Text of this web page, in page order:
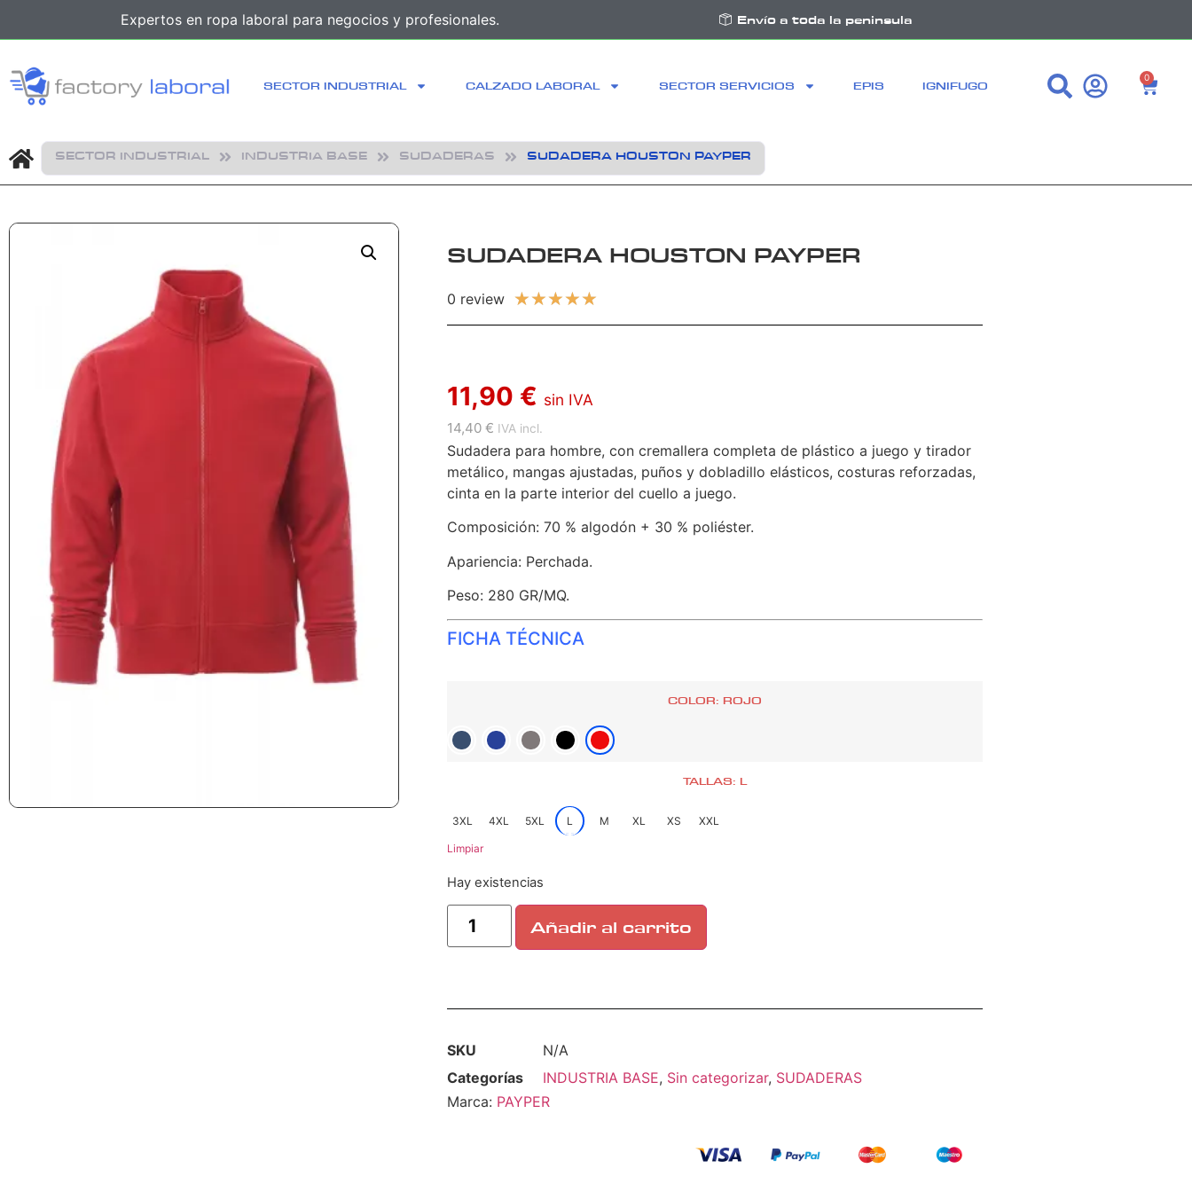
Expertos en ropa laboral para negocios y profesionales. Envío a toda la peninsula
SECTOR INDUSTRIAL CALZADO LABORAL SECTOR SERVICIOS EPIS IGNIFUGO
0
SECTOR INDUSTRIAL INDUSTRIA BASE SUDADERAS SUDADERA HOUSTON PAYPER
SUDADERA HOUSTON PAYPER
0 review ★★★★★
11,90 € sin IVA
14,40 € IVA incl.
Sudadera para hombre, con cremallera completa de plástico a juego y tirador
metálico, mangas ajustadas, puños y dobladillo elásticos, costuras reforzadas,
cinta en la parte interior del cuello a juego.
Composición: 70 % algodón + 30 % poliéster.
Apariencia: Perchada.
Peso: 280 GR/MQ.
FICHA TÉCNICA
COLOR: ROJO
TALLAS: L
3XL 4XL 5XL L M XL XS XXL
Limpiar
Hay existencias
Añadir al carrito
SKU
N/A
Categorías
INDUSTRIA BASE, Sin categorizar, SUDADERAS
Marca: PAYPER